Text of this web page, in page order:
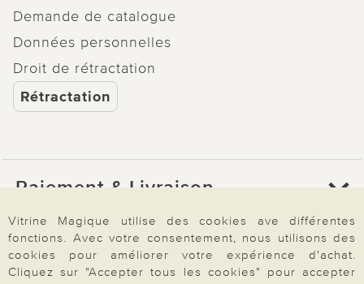
Demande de catalogue
Données personnelles
Droit de rétractation
Rétractation
Paiement & Livraison
À propos de nous
Vitrine Magique utilise des cookies ave différentes
fonctions. Avec votre consentement, nous utilisons des
cookies pour améliorer votre expérience d'achat.
Cliquez sur "Accepter tous les cookies" pour accepter